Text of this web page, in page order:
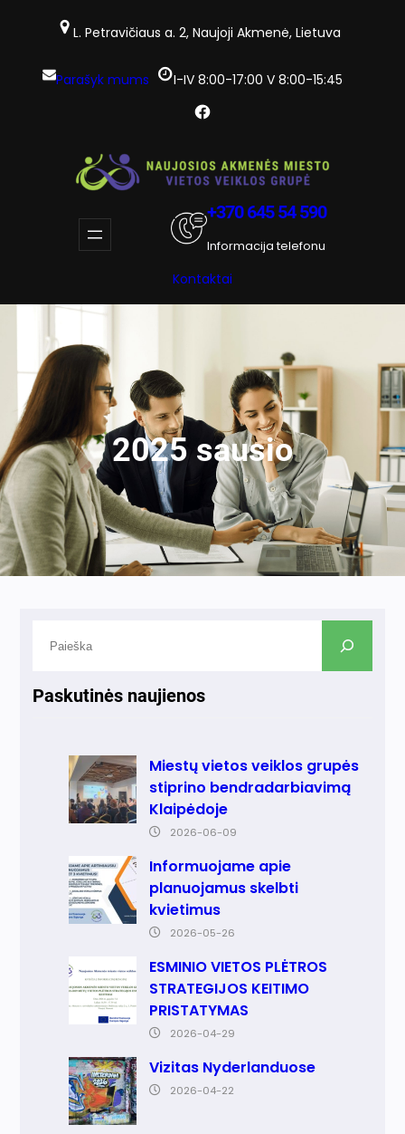
L. Petravičiaus a. 2, Naujoji Akmenė, Lietuva
Parašyk mums I-IV 8:00-17:00 V 8:00-15:45
Facebook
+370 645 54 590
Informacija telefonu
Kontaktai
2025 sausio
e
Paskutinės naujienos
Miestų vietos veiklos grupės
stiprino bendradarbiavimą
Klaipėdoje
2026-06-09
Informuojame apie
planuojamus skelbti
kvietimus
2026-05-26
ESMINIO VIETOS PLĖTROS
STRATEGIJOS KEITIMO
PRISTATYMAS
2026-04-29
Vizitas Nyderlanduose
2026-04-22